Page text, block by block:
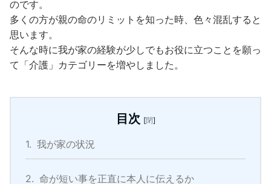
のです。
多くの方が親の命のリミットを知った時、色々混乱すると
思います。
そんな時に我が家の経験が少しでもお役に立つことを願っ
て「介護」カテゴリーを増やしました。
目次 [閉]
1. 我が家の状況
2. 命が短い事を正直に本人に伝えるか